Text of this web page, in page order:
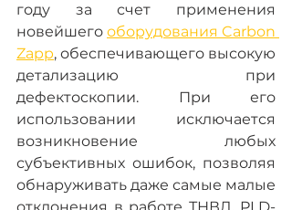
году за счет применения
новейшего оборудования Carbon
Zapp, обеспечивающего высокую
детализацию при
дефектоскопии. При его
использовании исключается
возникновение любых
субъективных ошибок, позволяя
обнаруживать даже самые малые